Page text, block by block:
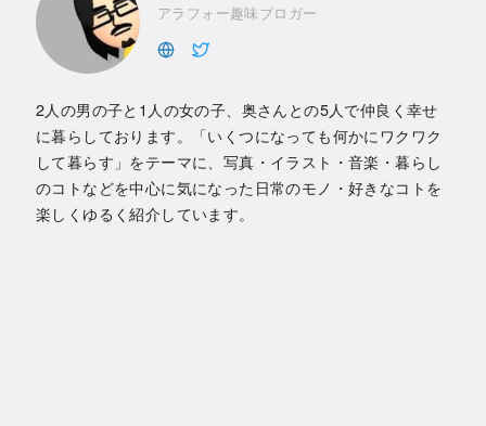
アラフォー趣味ブロガー
2人の男の子と1人の女の子、奥さんとの5人で仲良く幸せ
に暮らしております。「いくつになっても何かにワクワク
して暮らす」をテーマに、写真・イラスト・音楽・暮らし
のコトなどを中心に気になった日常のモノ・好きなコトを
楽しくゆるく紹介しています。